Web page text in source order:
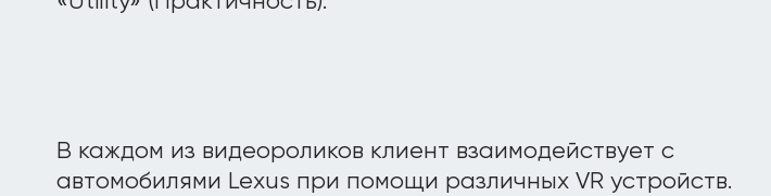
В каждом из видеороликов клиент взаимодействует с
автомобилями Lexus при помощи различных VR устройств.